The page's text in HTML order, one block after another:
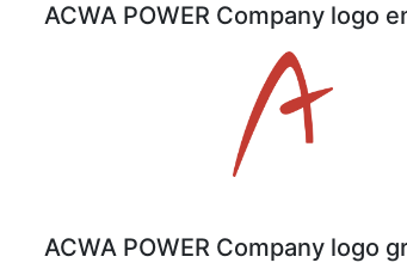
ACWA POWER Company logo
ACWA POWER Company logo